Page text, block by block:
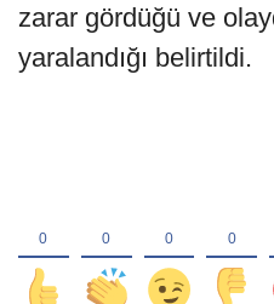
zarar gördüğü ve
yaralandığı belirtildi.